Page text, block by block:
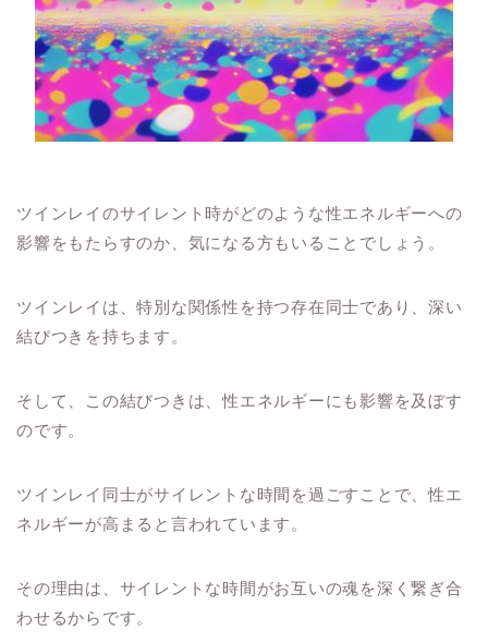
ツインレイのサイレント時がどのような性エネルギーへの
影響をもたらすのか、気になる方もいることでしょう。
ツインレイは、特別な関係性を持つ存在同士であり、深い
結びつきを持ちます。
そして、この結びつきは、性エネルギーにも影響を及ぼす
のです。
ツインレイ同士がサイレントな時間を過ごすことで、性エ
ネルギーが高まると言われています。
その理由は、サイレントな時間がお互いの魂を深く繋ぎ合
わせるからです。